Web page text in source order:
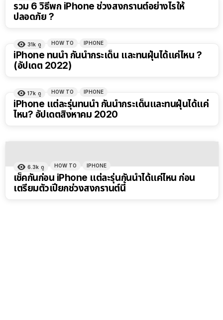
รวม 6 วิธีพก iPhone ช่วงสงกรานต์อย่างไรให้
ปลอดภัย ?
31k ดู HOW TO IPHONE
iPhone ทนน้ำ กันน้ำกระเด็น และทนฝุ่นได้แค่ไหน ?
(อัปเดต 2022)
17k ดู HOW TO IPHONE
iPhone แต่ละรุ่นทนน้ำ กันน้ำกระเด็นและทนฝุ่นได้แค่
ไหน? อัปเดตสิงหาคม 2020
6.3k ดู HOW TO IPHONE
เช็คกันก่อน iPhone แต่ละรุ่นกันน้ำได้แค่ไหน ก่อน
เตรียมตัวเปียกช่วงสงกรานต์นี้